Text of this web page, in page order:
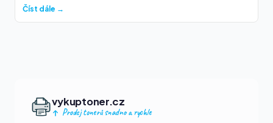
Číst dále →
vykuptoner.cz
Prodej tonerů snadno a rychle